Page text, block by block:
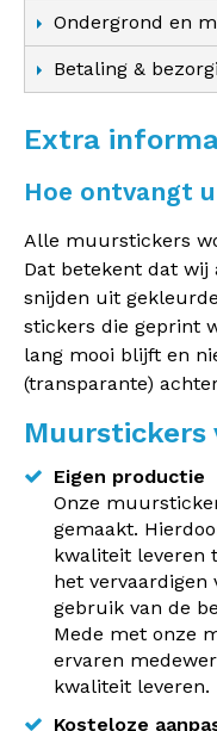
Ondergrond en
Betaling &
Extra
Hoe ontvangt
Alle muurstickers
Dat betekent dat wij
snijden uit
stickers die geprint
lang mooi blijft en
(transparante)
Muurstickers
Eigen productie
Onze
gemaakt.
kwaliteit leveren
het
gebruik van de
Mede met onze
ervaren
kwaliteit leveren.
Kosteloze